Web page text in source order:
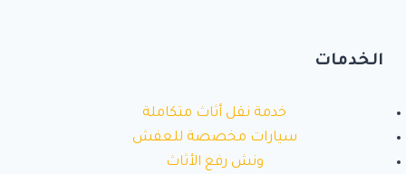
الخدمات
خدمة نقل أثاث متكاملة
سيارات مخصصة للعفش
ونش رفع الأثاث